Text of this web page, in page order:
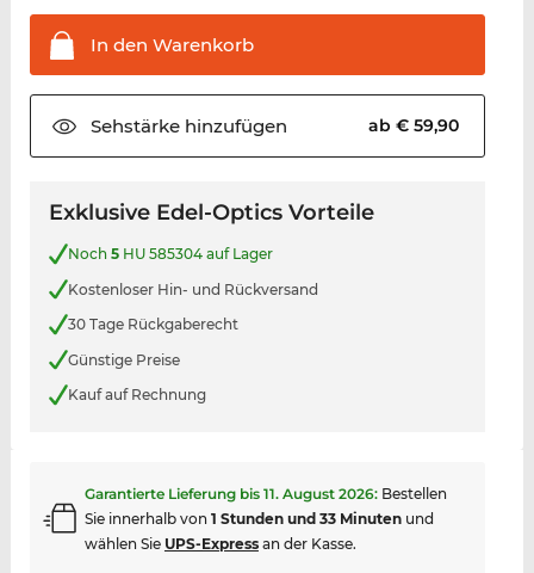
In den Warenkorb
Sehstärkehinzufügen ab € 59,90
Exklusive Edel-Optics Vorteile
Noch 5HU 585304 auf Lager
Kostenloser Hin- und Rückversand
30 Tage Rückgaberecht
Günstige Preise
Kauf auf Rechnung
Garantierte Lieferung bis 11. August 2026: Bestellen
Sie innerhalb von 1 Stunden und 33 Minutenund
wählen Sie UPS-Expressan der Kasse.